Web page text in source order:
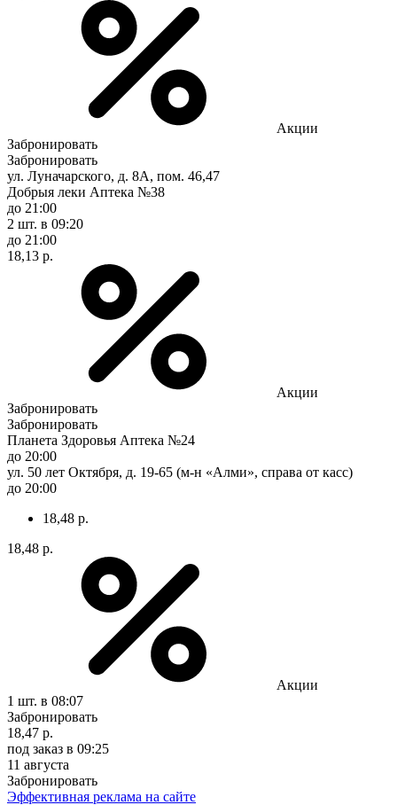
Акции
Забронировать
Забронировать
ул. Луначарского, д. 8А, пом. 46,47
Добрыя леки Аптека №38
до 21:00
2 шт. в 09:20
до 21:00
18,13 р.
Акции
Забронировать
Забронировать
Планета Здоровья Аптека №24
до 20:00
ул. 50 лет Октября, д. 19-65 (м-н «Алми», справа от касс)
до 20:00
18,48 р.
18,48 р.
Акции
1 шт. в 08:07
Забронировать
18,47 р.
под заказ в 09:25
11 августа
Забронировать
Эффективная реклама на сайте